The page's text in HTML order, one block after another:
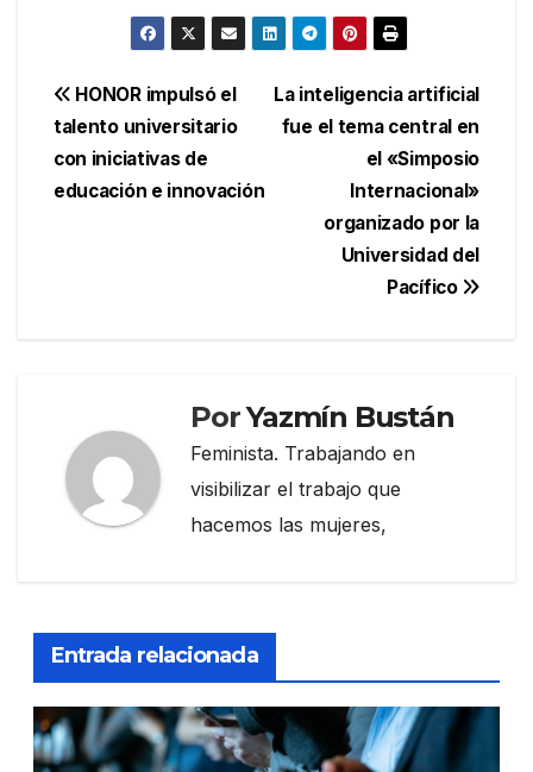
Navegación
de
entradas
La inteligencia artificial
fue el tema central en
el «Simposio
Internacional»
organizado por la
Universidad del
Pacífico
HONOR impulsó el
talento universitario
con iniciativas de
educación e innovación
PorYazmín Bustán
Feminista. Trabajando en
visibilizar el trabajo que
hacemos las mujeres,
Entrada relacionada